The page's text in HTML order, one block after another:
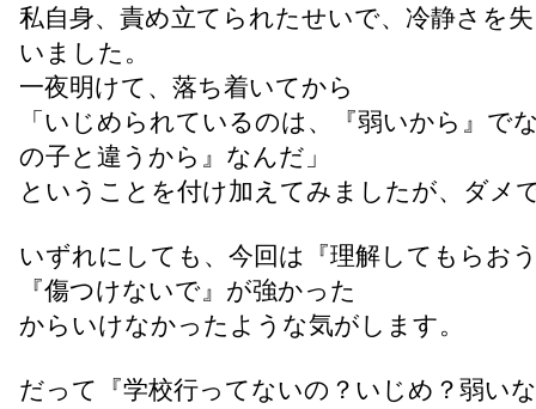
私自身、責め立てられたせいで、冷静さを
いました。
一夜明けて、落ち着いてから
「いじめられているのは、『弱いから』で
の子と違うから』なんだ」
ということを付け加えてみましたが、ダメ
いずれにしても、今回は『理解してもらお
『傷つけないで』が強かった
からいけなかったような気がします。
だって『学校行ってないの？いじめ？弱い